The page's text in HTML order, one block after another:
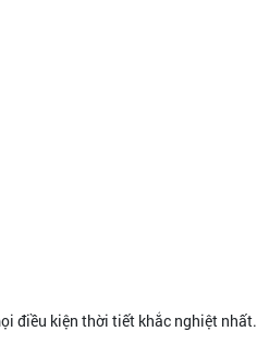
điều kiện thời tiết khắc nghiệt nhất.